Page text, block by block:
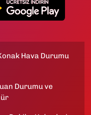
Hava Durumu
Durumu ve